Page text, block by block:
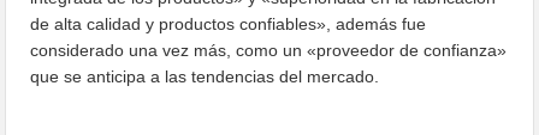
de alta calidad y productos confiables», además fue
considerado una vez más, como un «proveedor de confianza»
que se anticipa a las tendencias del mercado.